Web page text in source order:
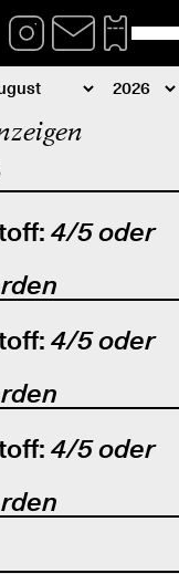
4/5 oder
4/5 oder
4/5 oder